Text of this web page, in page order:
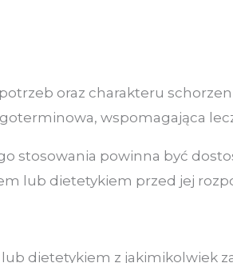
oraz charakteru
wspomagająca
stosowania powinna być
lub dietetykiem przed jej
dietetykiem z jakimikolwiek